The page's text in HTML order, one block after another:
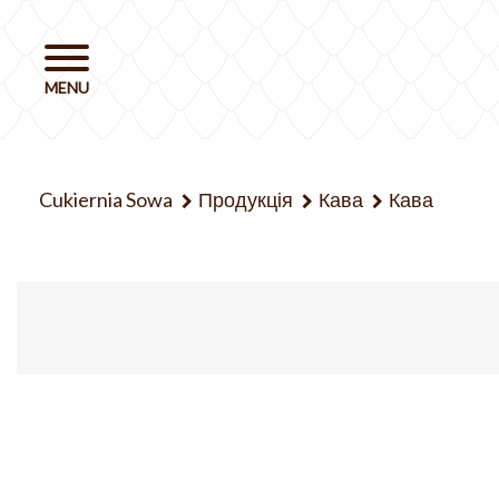
Cukiernia Sowa Продукція Кава Кава